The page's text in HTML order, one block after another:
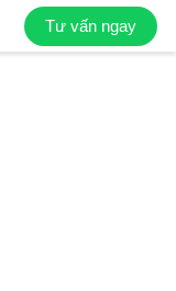
Tư vấn ngay